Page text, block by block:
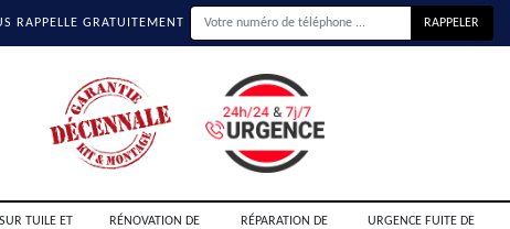
RAPPELLE GRATUITEMENT
TUILE ET
RÉNOVATION DE
RÉPARATION DE
URGENCE FUITE DE